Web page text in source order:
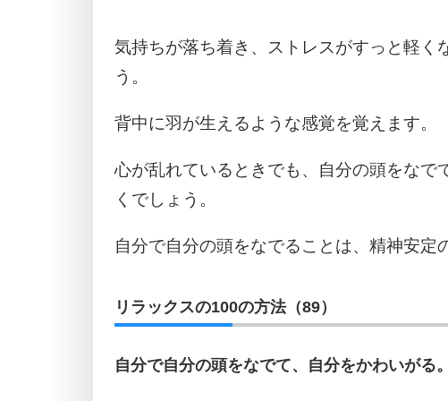
気持ちが落ち着き、ストレスがすっと軽く
う。
背中に羽が生えるような感覚を覚えます。
心が乱れているときでも、自分の頭をなで
くでしょう。
自分で自分の頭をなでることは、精神安定
リラックスの100の方法（89）
自分で自分の頭をなでて、自分をかわいがる。